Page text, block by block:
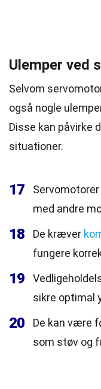
Ulemper ved
Selvom
også nogle
Disse kan påvirke
situationer.
17
med andre
18 De kræver
fungere
19
sikre optimal
20
De kan være
som støv og